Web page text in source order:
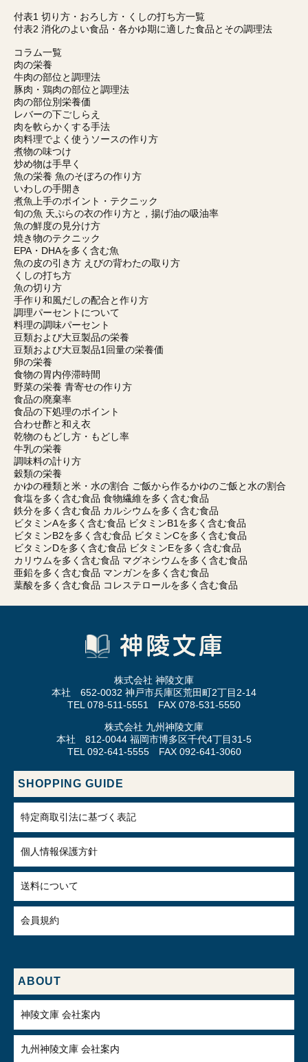
付表1 切り方・おろし方・くしの打ち方一覧
付表2 消化のよい食品・各かゆ期に適した食品とその調理法
コラム一覧
肉の栄養
牛肉の部位と調理法
豚肉・鶏肉の部位と調理法
肉の部位別栄養価
レバーの下ごしらえ
肉を軟らかくする手法
肉料理でよく使うソースの作り方
煮物の味つけ
炒め物は手早く
魚の栄養 魚のそぼろの作り方
いわしの手開き
煮魚上手のポイント・テクニック
旬の魚 天ぷらの衣の作り方と，揚げ油の吸油率
魚の鮮度の見分け方
焼き物のテクニック
EPA・DHAを多く含む魚
魚の皮の引き方 えびの背わたの取り方
くしの打ち方
魚の切り方
手作り和風だしの配合と作り方
調理パーセントについて
料理の調味パーセント
豆類および大豆製品の栄養
豆類および大豆製品1回量の栄養価
卵の栄養
食物の胃内停滞時間
野菜の栄養 青寄せの作り方
食品の廃棄率
食品の下処理のポイント
合わせ酢と和え衣
乾物のもどし方・もどし率
牛乳の栄養
調味料の計り方
穀類の栄養
かゆの種類と米・水の割合 ご飯から作るかゆのご飯と水の割合
食塩を多く含む食品 食物繊維を多く含む食品
鉄分を多く含む食品 カルシウムを多く含む食品
ビタミンAを多く含む食品 ビタミンB1を多く含む食品
ビタミンB2を多く含む食品 ビタミンCを多く含む食品
ビタミンDを多く含む食品 ビタミンEを多く含む食品
カリウムを多く含む食品 マグネシウムを多く含む食品
亜鉛を多く含む食品 マンガンを多く含む食品
葉酸を多く含む食品 コレステロールを多く含む食品
株式会社 神陵文庫
本社 652-0032 神戸市兵庫区荒田町2丁目2-14
TEL 078-511-5551 FAX 078-531-5550
株式会社 九州神陵文庫
本社 812-0044 福岡市博多区千代4丁目31-5
TEL 092-641-5555 FAX 092-641-3060
SHOPPING GUIDE
特定商取引法に基づく表記
個人情報保護方針
送料について
会員規約
ABOUT
神陵文庫 会社案内
九州神陵文庫 会社案内